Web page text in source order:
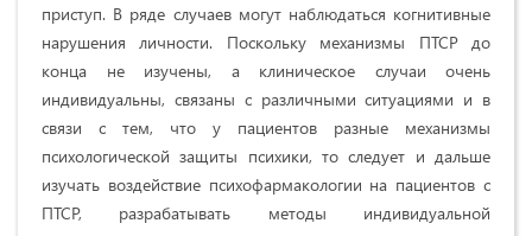
приступ. В ряде случаев могут наблюдаться когнитивные
нарушения личности. Поскольку механизмы ПТСР до
конца не изучены, а клиническое случаи очень
индивидуальны, связаны с различными ситуациями и в
связи с тем, что у пациентов разные механизмы
психологической защиты психики, то следует и дальше
изучать воздействие психофармакологии на пациентов с
ПТСР, разрабатывать методы индивидуальной